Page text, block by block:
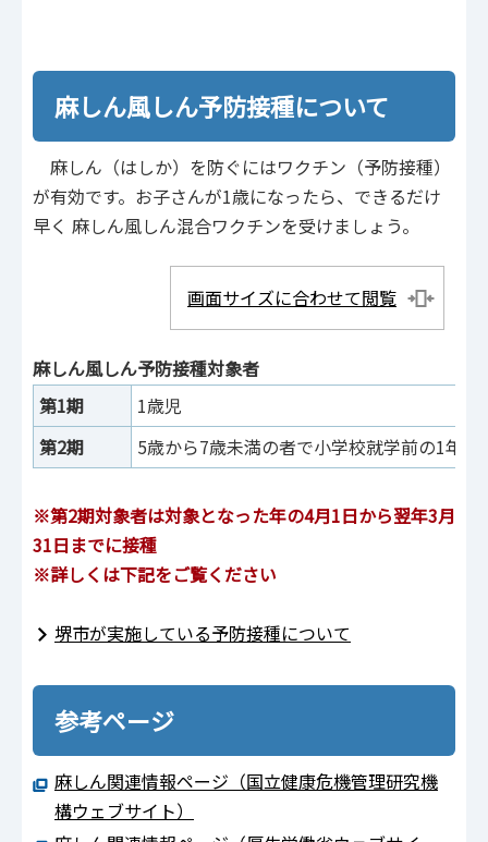
麻しん風しん予防接種について
麻しん（はしか）を防ぐにはワクチン（予防接種）
が有効です。お子さんが1歳になったら、できるだけ
早く 麻しん風しん混合ワクチンを受けましょう。
画面サイズに合わせて閲覧
麻しん風しん予防接種対象者
第1期
1歳児
第2期
5歳から7歳未満の者で小学校就学前の1年間
※第2期対象者は対象となった年の4月1日から翌年3月
31日までに接種
※詳しくは下記をご覧ください
堺市が実施している予防接種について
参考ページ
麻しん関連情報ページ（国立健康危機管理研究機
構ウェブサイト）